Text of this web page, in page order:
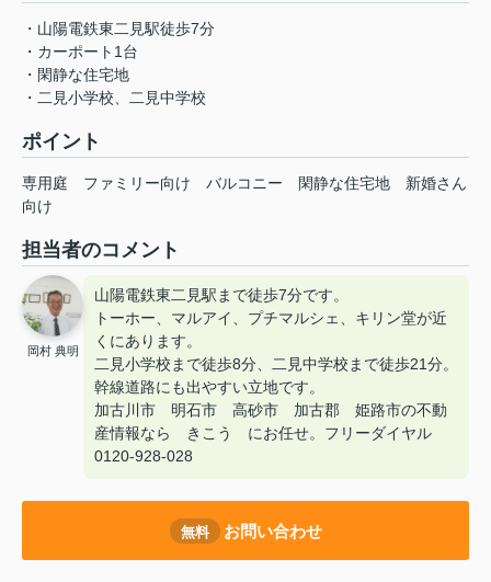
・山陽電鉄東二見駅徒歩7分
・カーポート1台
・閑静な住宅地
・二見小学校、二見中学校
ポイント
専用庭 ファミリー向け バルコニー 閑静な住宅地
新婚さん
向け
担当者のコメント
岡村 典明
山陽電鉄東二見駅まで徒歩7分です。
トーホー、マルアイ、プチマルシェ、キリン堂が近
くにあります。
二見小学校まで徒歩8分、二見中学校まで徒歩21分。
幹線道路にも出やすい立地です。
加古川市 明石市 高砂市 加古郡 姫路市の不動
産情報なら きこう にお任せ。フリーダイヤル
0120-928-028
無料 お問い合わせ